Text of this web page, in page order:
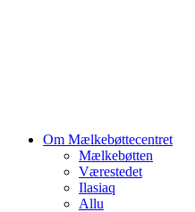
Om Mælkebøttecentret
Mælkebøtten
Værestedet
Ilasiaq
Allu